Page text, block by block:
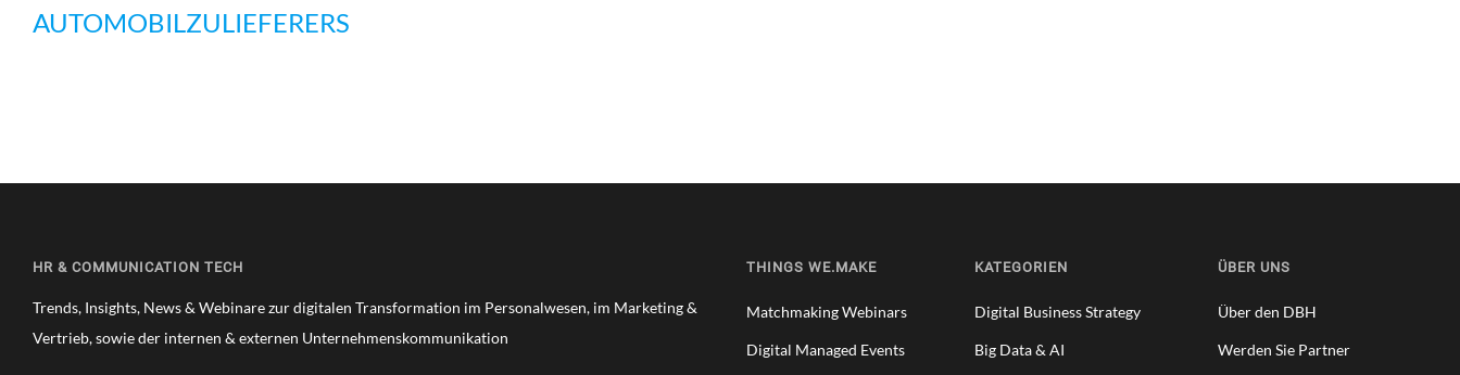
AUTOMOBILZULIEFERERS
HR & COMMUNICATION TECH
Trends, Insights, News & Webinare zur digitalen Transformation im Personalwesen, im Marketing &
Vertrieb, sowie der internen & externen Unternehmenskommunikation
THINGS WE.MAKE
Matchmaking Webinars
Digital Managed Events
KATEGORIEN
Digital Business Strategy
Big Data & AI
ÜBER UNS
Über den DBH
Werden Sie Partner